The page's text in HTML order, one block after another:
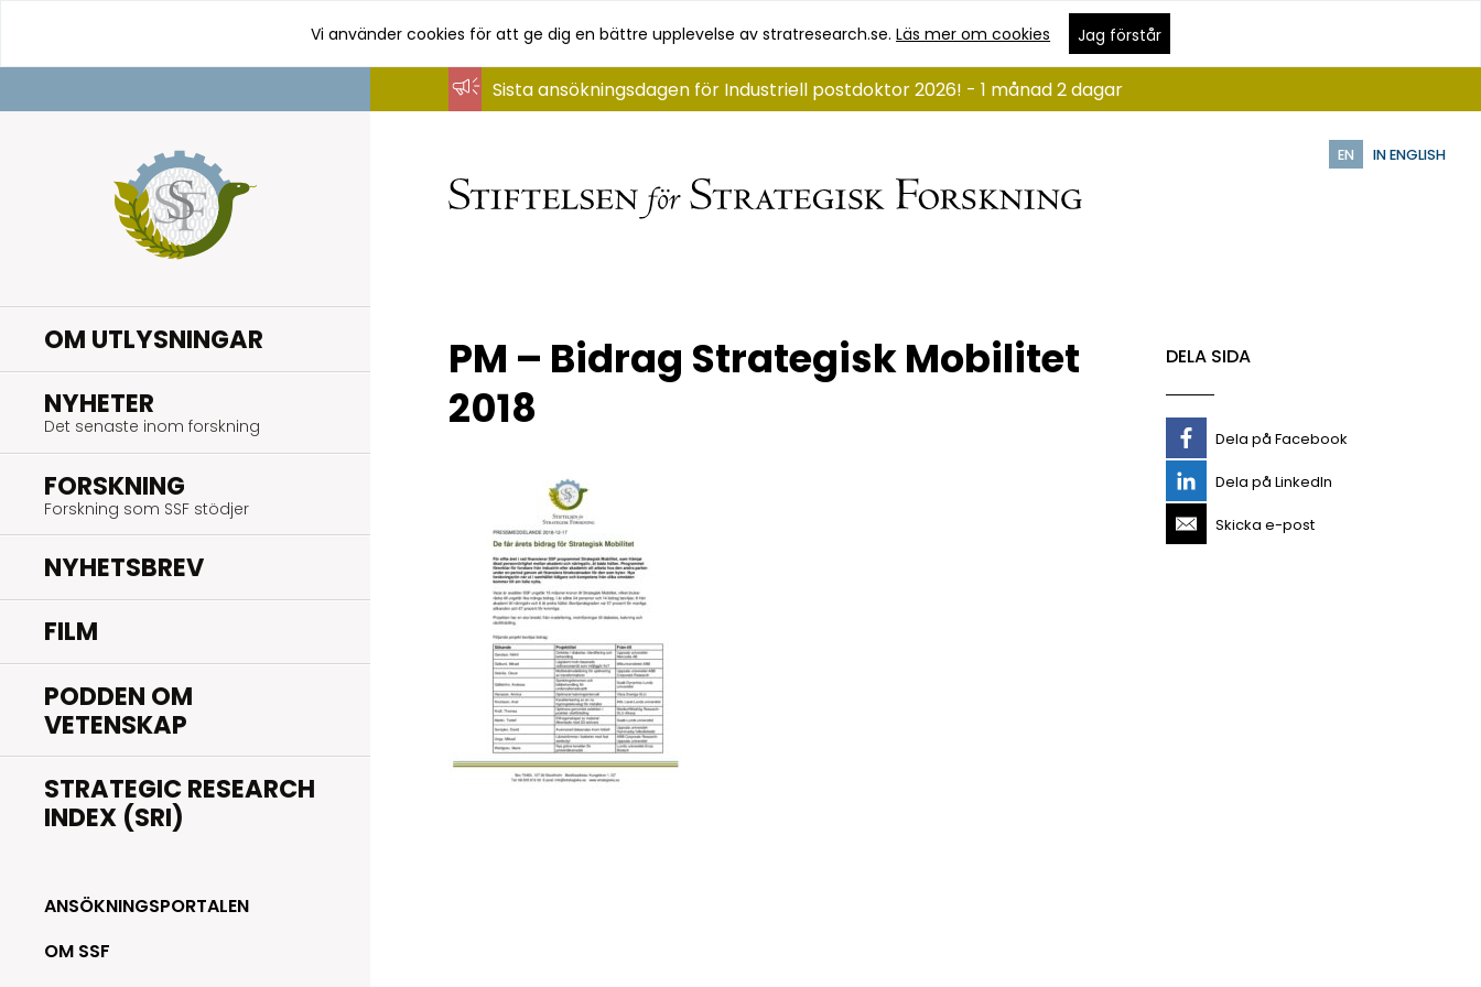
innehåll
Vi använder cookies för att ge dig en bättre upplevelse av stratresearch.se.Läs mer om cookies Jag förstår
EN IN ENGLISH
OM UTLYSNINGAR
NYHETER
Det senaste inom forskning
FORSKNING
Forskning som SSF stödjer
NYHETSBREV
FILM
PODDEN OM
VETENSKAP
STRATEGIC RESEARCH
INDEX (SRI)
ANSÖKNINGSPORTALEN
OM SSF
Sista ansökningsdagen för Industriell postdoktor 2026! - 1 månad 2 dagar
PM – Bidrag Strategisk Mobilitet
2018
DELA SIDA
Dela på Facebook
Dela på LinkedIn
Skicka e-post